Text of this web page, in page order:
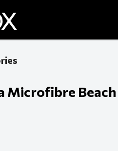
Microfibre